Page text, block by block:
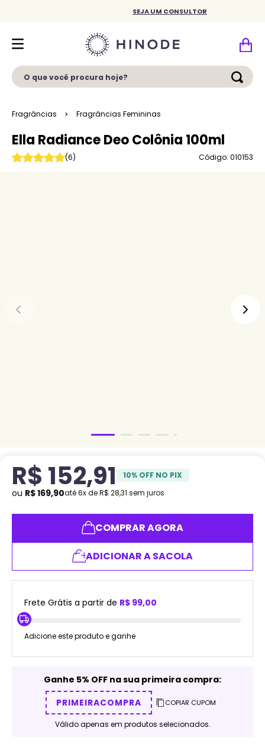
SEJA UM CONSULTOR
O que você procura hoje?
Fragrâncias Fragrâncias Femininas
Ella Radiance Deo Colônia 100ml
(6) Código: 010153
R$ 152,91 10% OFF NO PIX
ou R$169,90até6x deR$ 28,31 sem juros
COMPRAR AGORA
ADICIONAR A SACOLA
Frete Grátis a partir de R$ 99,00
Adicione este produto e ganhe
Ganhe 5% OFF na sua primeira compra:
PRIMEIRACOMPRA
COPIAR CUPOM
Válido apenas em produtos selecionados.